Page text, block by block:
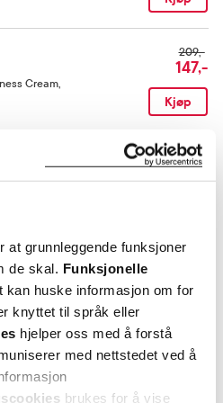
at grunnleggende funksjoner
de skal. Funksjonelle
kan huske informasjon om for
knyttet til språk eller
hjelper oss med å forstå
med nettstedet ved å
brukes for å vise
Cream
209,-
147,-
Kjøp
169,-
119,-
OGSÅ PÅ